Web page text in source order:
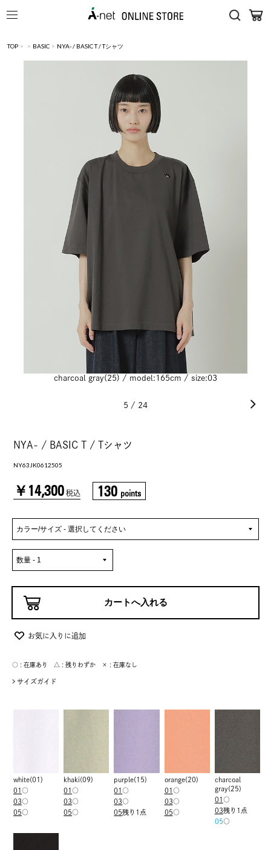
TOP > > BASIC > NYA- / BASIC T / Tシャツ
charcoal gray(25) / model:165cm / size:03
5 / 24
NYA- / BASIC T / Tシャツ
NY63JK0612505
￥14,300 税込 130 points
お気に入りに追加
○ : 在庫あり △ : 残りわずか × : 在庫なし
サイズガイド
white(01)
01 ○
03○
05○
khaki(09)
01○
03○
05○
purple(15)
01○
03○
05残り1点
orange(20)
01 ○
03○
05○
charcoal
gray(25)
01 ○
03残り1点
05○